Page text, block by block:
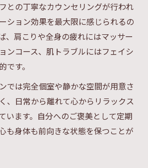
エステを見極めるチェックポイ
える静岡エリアのエステの選び
判を参考にするエステ選びの極
で失敗しないための事前リサー
な体験談から学ぶエステの選択
との丁寧なカウンセリングが行われ
ション効果を最大限に感じられるの
、肩こりや全身の疲れにはマッサー
ンコース、肌トラブルにはフェイシ
です。
では完全個室や静かな空間が用意さ
、日常から離れて心からリラックス
います。自分へのご褒美として定期
も身体も前向きな状態を保つことが